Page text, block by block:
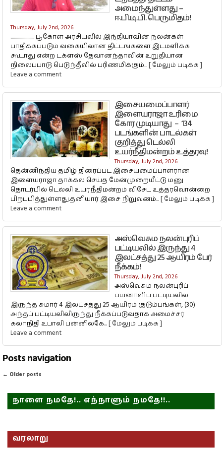
அமைந்துள்ளது –
ஈ.பி.டி.பி. பெருமிதம்!
Thursday, July 2nd, 2026
........................ பூகோள அரசியலில் இந்தியாவின் நலன்கள்
பாதிக்கப்படும் வகையிலான திட்டங்களை இடமளிக்க
கூடாது என்ற டக்ளஸ் தேவானந்தாவின் உறுதியான
நிலைப்பாடு பெடுந்தீவில் பரிணமிக்கும்... [ மேலும் படிக்க ]
Leave a comment
இசையமைப்பாளர்
இளையராஜா உரிமை
கோர முடியாது – 134
படங்களின் பாடல்கள்
குறித்து டெல்லி
உயர்நீதிமன்றம் உத்தரவு!
Thursday, July 2nd, 2026
தென்னிந்திய தமிழ் திரைப்பட இசையமைப்பாளரான
இளையராஜா தாக்கல் செய்த மேன்முறையீட்டு மனு
தொடர்பில் டெல்லி உயர்நீதிமன்றம் விசேட உத்தரவொன்றை
பிறப்பித்துள்ளது.தனியார் இசை நிறுவனம்... [ மேலும் படிக்க ]
Leave a comment
அஸ்வெசும நலன்புரிப்
பட்டியலில் இருந்து 4
இலட்சத்து 25 ஆயிரம் பேர்
நீக்கம்!
Thursday, July 2nd, 2026
அஸ்வெசும நலன்புரிப்
பயனாளிப் பட்டியலில்
இருந்த சுமார் 4 இலட்சத்து 25 ஆயிரம் குடும்பங்கள், (30)
அந்தப் பட்டியலிலிருந்து நீக்கப்படுவதாக அமைச்சர்
கலாநிதி உபாலி பன்னிலகே... [ மேலும் படிக்க ]
Leave a comment
Posts navigation
← Older posts
நாளை நமதே!.. எந்நாளும் நமதே!!..
வரலாறு